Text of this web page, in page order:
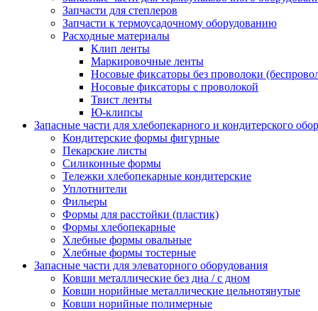
Запчасти для степлеров
Запчасти к термоусадочному оборудованию
Расходные материалы
Клип ленты
Маркировочные ленты
Носовые фиксаторы без проволоки
Носовые фиксаторы с проволокой
Твист ленты
Ю-клипсы
Запасные части для хлебопекарного и кондитерского
Кондитерские формы фигурные
Пекарские листы
Силиконные формы
Тележки хлебопекарные кондитерские
Уплотнители
Фильеры
Формы для расстойки (пластик)
Формы хлебопекарные
Хлебные формы овальные
Хлебные формы тостерные
Запасные части для элеваторного оборудования
Ковши металлические без дна / с дном
Ковши норийные металлические цельнотянутые
Ковши норийные полимерные